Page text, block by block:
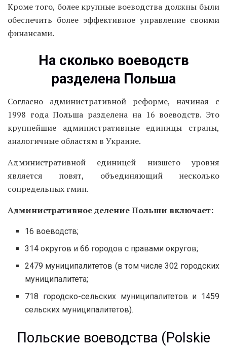
Кроме того, более крупные воеводства должны были
обеспечить более эффективное управление своими
финансами.
На сколько воеводств
разделена Польша
Согласно административной реформе, начиная с
1998 года Польша разделена на 16 воеводств. Это
крупнейшие административные единицы страны,
аналогичные областям в Украине.
Административной единицей низшего уровня
является повят, объединяющий несколько
сопредельных гмин.
Административное деление Польши включает:
16 воеводств;
314 округов и 66 городов с правами округов;
2479 муниципалитетов (в том числе 302 городских
муниципалитета;
718 городско-сельских муниципалитетов и 1459
сельских муниципалитетов).
Польские воеводства (Polskie